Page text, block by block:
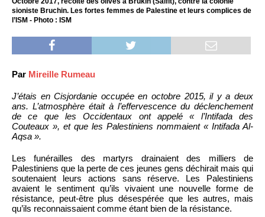
sioniste Bruchin. Les fortes femmes de Palestine et leurs complices de
l’ISM - Photo : ISM
Par Mireille Rumeau
J’étais en Cisjordanie occupée en octobre 2015, il y a deux
ans. L’atmosphère était à l’effervescence du déclenchement
de ce que les Occidentaux ont appelé « l’Intifada des
Couteaux », et que les Palestiniens nommaient « Intifada Al-
Aqsa ».
Les funérailles des martyrs drainaient des milliers de
Palestiniens que la perte de ces jeunes gens déchirait mais qui
soutenaient leurs actions sans réserve. Les Palestiniens
avaient le sentiment qu’ils vivaient une nouvelle forme de
résistance, peut-être plus désespérée que les autres, mais
qu’ils reconnaissaient comme étant bien de la résistance.